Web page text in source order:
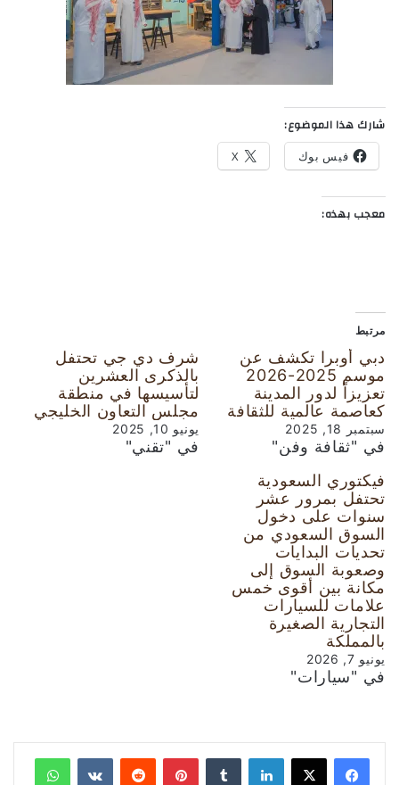
شارك هذا الموضوع:
فيس بوك X
معجب بهذه:
مرتبط
دبي أوبرا تكشف عن
موسم 2025-2026
تعزيزاً لدور المدينة
كعاصمة عالمية للثقافة
سبتمبر 18, 2025
في "ثقافة وفن"
شرف دي جي تحتفل
بالذكرى العشرين
لتأسيسها في منطقة
مجلس التعاون الخليجي
يونيو 10, 2025
في "تقني"
فيكتوري السعودية
تحتفل بمرور عشر
سنوات على دخول
السوق السعودي من
تحديات البدايات
وصعوبة السوق إلى
مكانة بين أقوى خمس
علامات للسيارات
التجارية الصغيرة
بالمملكة
يونيو 7, 2026
في "سيارات"
لينكدإن بينتيريست